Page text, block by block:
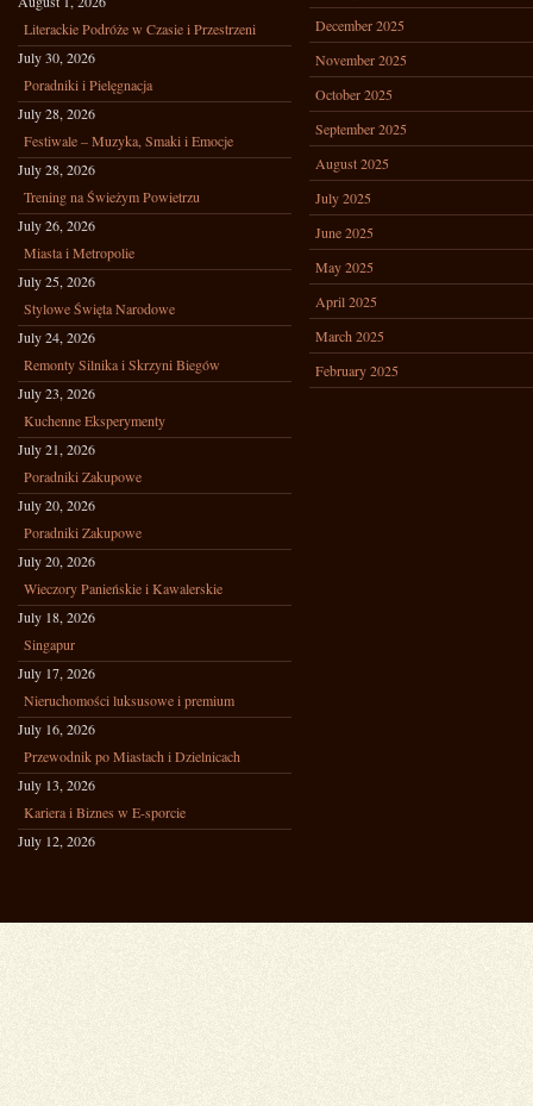
Literackie Podróże w Czasie i Przestrzeni
July 30, 2026
Poradniki i Pielęgnacja
July 28, 2026
Festiwale – Muzyka, Smaki i Emocje
July 28, 2026
Trening na Świeżym Powietrzu
July 26, 2026
Miasta i Metropolie
July 25, 2026
Stylowe Święta Narodowe
July 24, 2026
Remonty Silnika i Skrzyni Biegów
July 23, 2026
Kuchenne Eksperymenty
July 21, 2026
Poradniki Zakupowe
July 20, 2026
Poradniki Zakupowe
July 20, 2026
Wieczory Panieńskie i Kawalerskie
July 18, 2026
Singapur
July 17, 2026
Nieruchomości luksusowe i premium
July 16, 2026
Przewodnik po Miastach i Dzielnicach
July 13, 2026
Kariera i Biznes w E-sporcie
July 12, 2026
December 2025
November 2025
October 2025
September 2025
August 2025
July 2025
June 2025
May 2025
April 2025
March 2025
February 2025